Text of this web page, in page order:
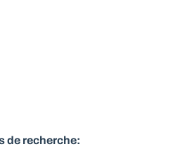
de recherche: